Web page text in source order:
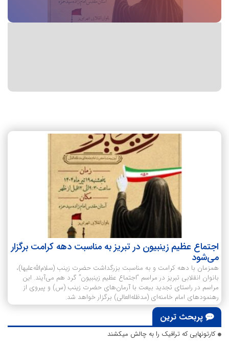
اجتماع عظیم زینبیون در تبریز به مناسبت دهه کرامت برگزار
می‌شود
همزمان با دهه کرامت و به مناسبت بزرگداشت حضرت زینب (سلام‌الله‌علیها)،
بانوان انقلابی تبریز در مراسم “اجتماع عظیم زینبیون” گرد هم می‌آیند. این
مراسم در راستای تجدید بیعت با آرمان‌های حضرت زینب (س) و پیروی از
رهنمودهای امام خامنه‌ای (مدظله‌العالی) برگزار خواهد شد.
پربحث ترین
کارتونهایی که ترافیک را به چالش میکشند